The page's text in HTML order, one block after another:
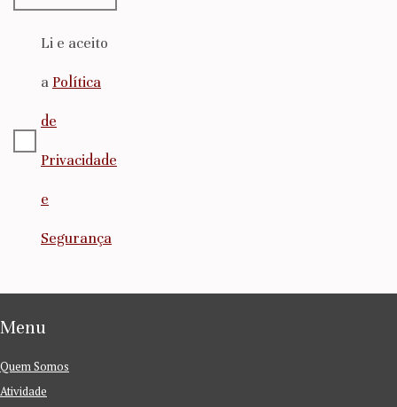
Li e aceito
a Política
de
Privacidade
e
Segurança
Menu
Quem Somos
Atividade